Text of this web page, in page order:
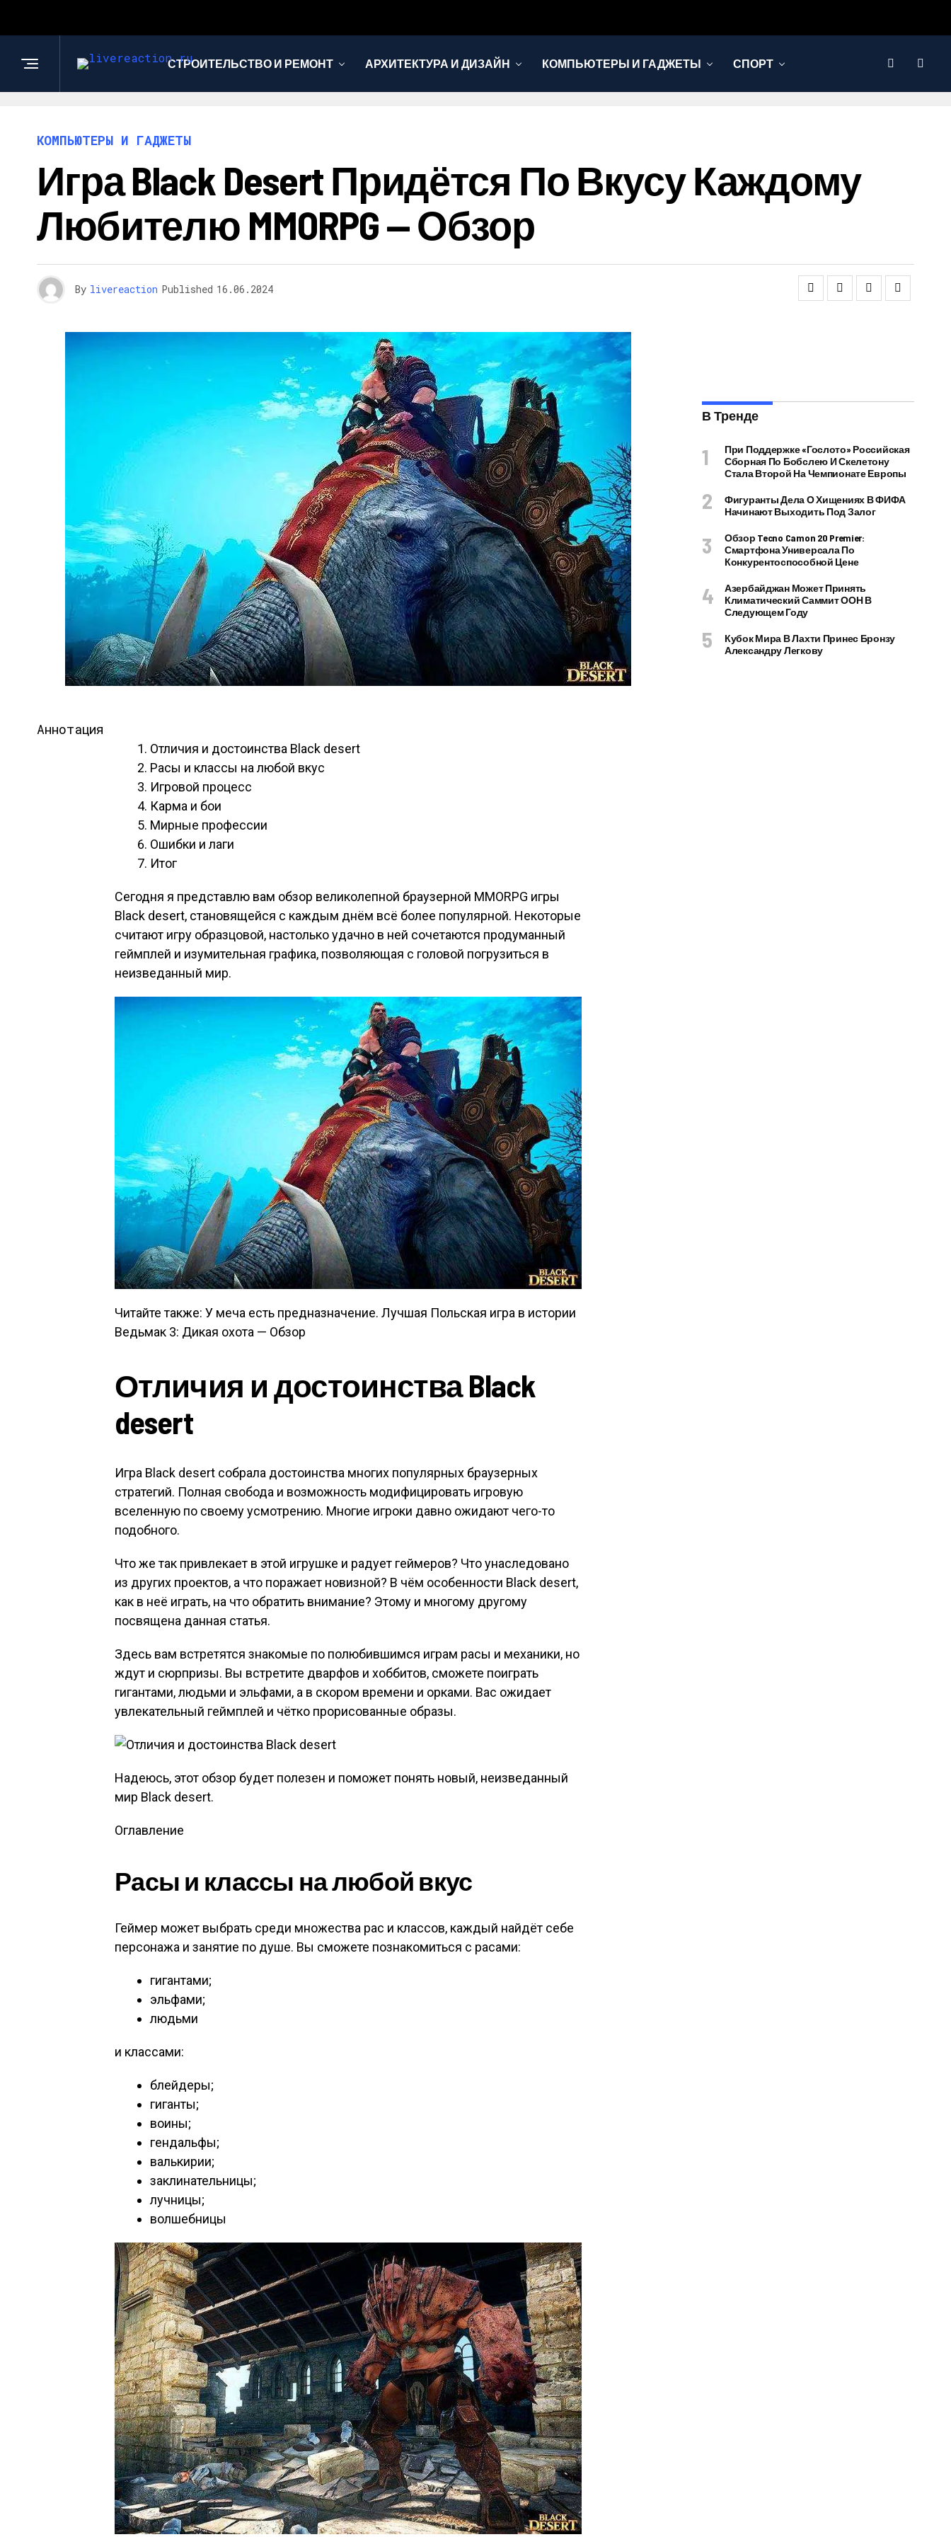
СТРОИТЕЛЬСТВО И РЕМОНТ АРХИТЕКТУРА И ДИЗАЙН КОМПЬЮТЕРЫ И ГАДЖЕТЫ СПОРТ
КОМПЬЮТЕРЫ И ГАДЖЕТЫ
Игра Black Desert Придётся По Вкусу Каждому
Любителю MMORPG — Обзор
By livereaction Published 16.06.2024
Аннотация
Отличия и достоинства Black desert
Расы и классы на любой вкус
Игровой процесс
Карма и бои
Мирные профессии
Ошибки и лаги
Итог
Сегодня я представлю вам обзор великолепной браузерной MMORPG игры
Black desert, становящейся с каждым днём всё более популярной. Некоторые
считают игру образцовой, настолько удачно в ней сочетаются продуманный
геймплей и изумительная графика, позволяющая с головой погрузиться в
неизведанный мир.
Читайте также: У меча есть предназначение. Лучшая Польская игра в истории
Ведьмак 3: Дикая охота — Обзор
Отличия и достоинства Black
desert
Игра Black desert собрала достоинства многих популярных браузерных
стратегий. Полная свобода и возможность модифицировать игровую
вселенную по своему усмотрению. Многие игроки давно ожидают чего-то
подобного.
Что же так привлекает в этой игрушке и радует геймеров? Что унаследовано
из других проектов, а что поражает новизной? В чём особенности Black desert,
как в неё играть, на что обратить внимание? Этому и многому другому
посвящена данная статья.
Здесь вам встретятся знакомые по полюбившимся играм расы и механики, но
ждут и сюрпризы. Вы встретите дварфов и хоббитов, сможете поиграть
гигантами, людьми и эльфами, а в скором времени и орками. Вас ожидает
увлекательный геймплей и чётко прорисованные образы.
Надеюсь, этот обзор будет полезен и поможет понять новый, неизведанный
мир Black desert.
Оглавление
Расы и классы на любой вкус
Геймер может выбрать среди множества рас и классов, каждый найдёт себе
персонажа и занятие по душе. Вы сможете познакомиться с расами:
гигантами;
эльфами;
людьми
и классами:
блейдеры;
гиганты;
воины;
гендальфы;
валькирии;
заклинательницы;
лучницы;
волшебницы
В Тренде
При Поддержке «Гослото» Российская
Сборная По Бобслею И Скелетону
Стала Второй На Чемпионате Европы
Фигуранты Дела О Хищениях В ФИФА
Начинают Выходить Под Залог
Обзор Tecno Camon 20 Premier:
Смартфона Универсала По
Конкурентоспособной Цене
Азербайджан Может Принять
Климатический Саммит ООН В
Следующем Году
Кубок Мира В Лахти Принес Бронзу
Александру Легкову